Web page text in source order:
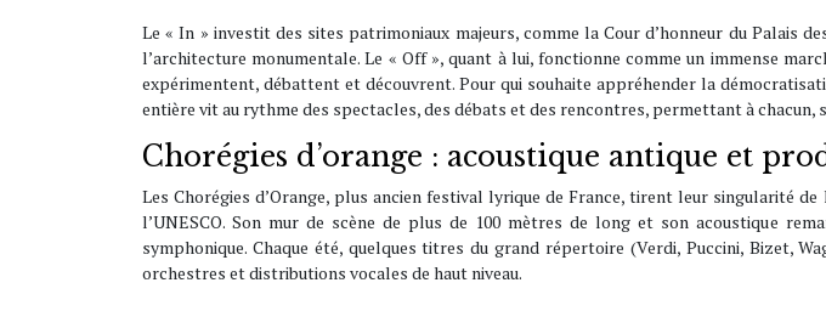
Le « In » investit des sites patrimoniaux majeurs, comme la Cour d’honneur du Palais
l’architecture monumentale. Le « Off », quant à lui, fonctionne comme un immense
expérimentent, débattent et découvrent. Pour qui souhaite appréhender la
entière vit au rythme des spectacles, des débats et des rencontres, permettant à
Chorégies d’orange : acoustique antique et
Les Chorégies d’Orange, plus ancien festival lyrique de France, tirent leur singularité
l’UNESCO. Son mur de scène de plus de 100 mètres de long et son acoustique
symphonique. Chaque été, quelques titres du grand répertoire (Verdi, Puccini, Bizet,
orchestres et distributions vocales de haut niveau.